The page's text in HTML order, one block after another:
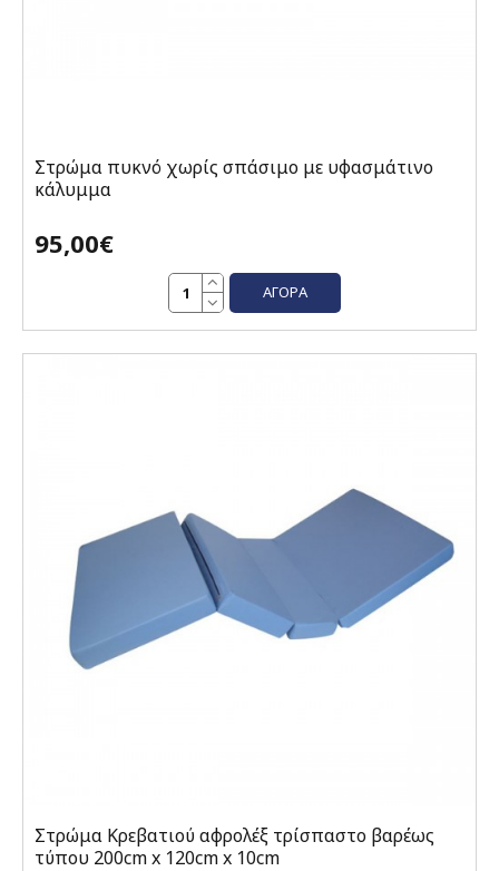
Στρώμα πυκνό χωρίς σπάσιμο με υφασμάτινο
κάλυμμα
95,00€
ΑΓΟΡΆ
Στρώμα Κρεβατιού αφρολέξ τρίσπαστο βαρέως
τύπου 200cm x 120cm x 10cm